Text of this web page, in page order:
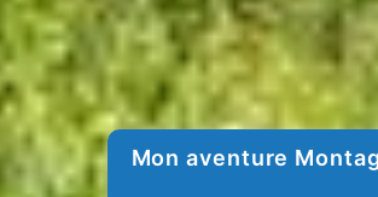
Mon aventure